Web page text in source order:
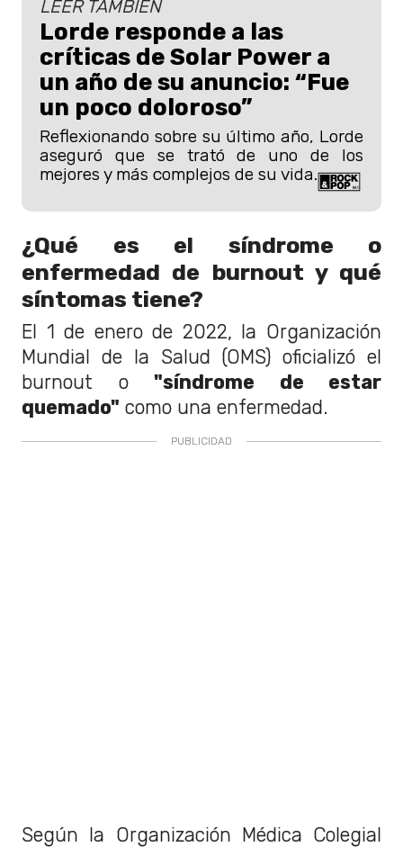
LEER TAMBIÉN
Lorde responde a las
críticas de Solar Power a
un año de su anuncio: “Fue
un poco doloroso”
Reflexionando sobre su último año, Lorde
aseguró que se trató de uno de los
mejores y más complejos de su vida.
¿Qué es el síndrome o
enfermedad de burnout y qué
síntomas tiene?
El 1 de enero de 2022, la Organización
Mundial de la Salud (OMS) oficializó el
burnout o "síndrome de estar
quemado" como una enfermedad.
Según la Organización Médica Colegial